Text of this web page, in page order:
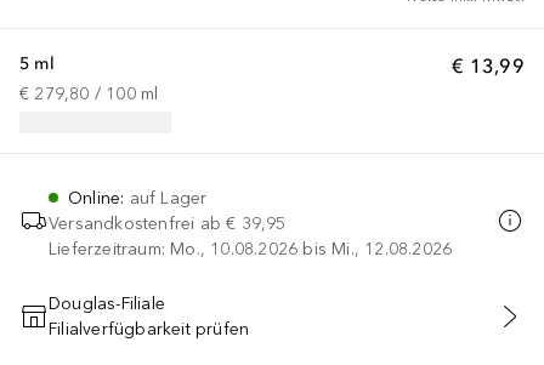
€ 13,99
5 ml
€ 279,80 / 100 ml
Online: auf Lager
Versandkostenfrei ab € 39,95
Lieferzeitraum: Mo., 10.08.2026 bis Mi., 12.08.2026
IN DEN WARENKORB
Douglas-Filiale
Filialverfügbarkeit prüfen